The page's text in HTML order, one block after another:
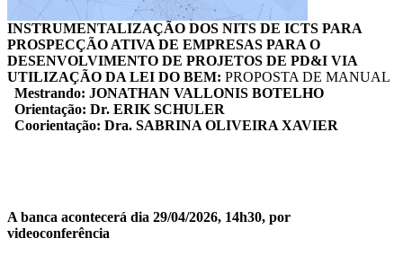
INSTRUMENTALIZAÇÃO DOS NITS DE ICTS PARA
PROSPECÇÃO ATIVA DE EMPRESAS PARA O
DESENVOLVIMENTO DE PROJETOS DE PD&I VIA
UTILIZAÇÃO DA LEI DO BEM: PROPOSTA DE MANUAL
Mestrando: JONATHAN VALLONIS BOTELHO
Orientação: Dr. ERIK SCHULER
Coorientação: Dra. SABRINA OLIVEIRA XAVIER
A banca acontecerá dia 29/04/2026, 14h30, por
videoconferência